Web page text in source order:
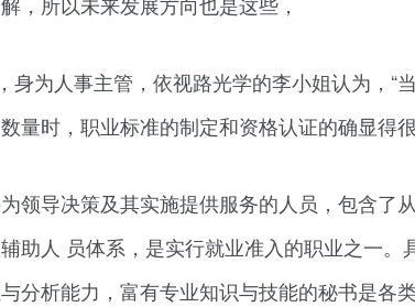
身为人事主管，依视路光学的李小姐认为，“
量时，职业标准的制定和资格认证的确显得很
导决策及其实施提供服务的人员，包含了从
助人 员体系，是实行就业准入的职业之一。
分析能力，富有专业知识与技能的秘书是各